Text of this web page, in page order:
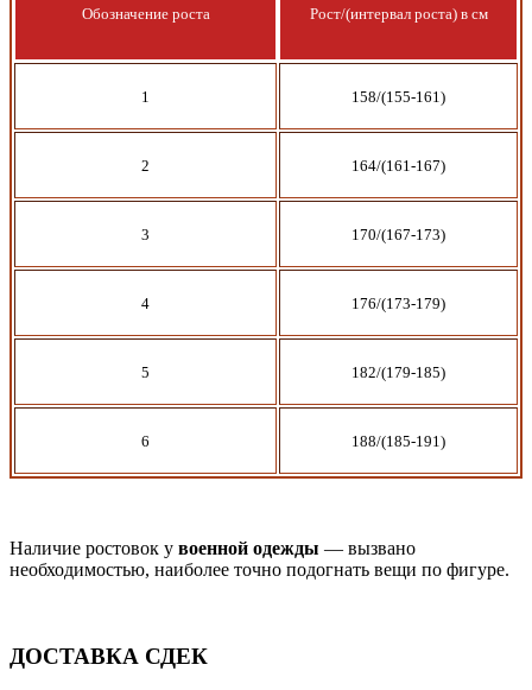
Обозначение роста Рост/(интервал роста) в см
1 158/(155-161)
2 164/(161-167)
3 170/(167-173)
4 176/(173-179)
5 182/(179-185)
6 188/(185-191)
Наличие ростовок у военной одежды — вызвано
необходимостью, наиболее точно подогнать вещи по фигуре.
ДОСТАВКА СДЕК